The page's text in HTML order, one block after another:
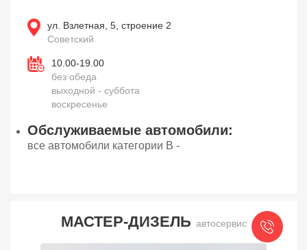
ул. Взлетная, 5, строение 2
Советский
10.00-19.00
без обеда
выходной - суббота
воскресенье
Обслуживаемые автомобили:
все автомобили категории В -
МАСТЕР-ДИЗЕЛЬ автосервис